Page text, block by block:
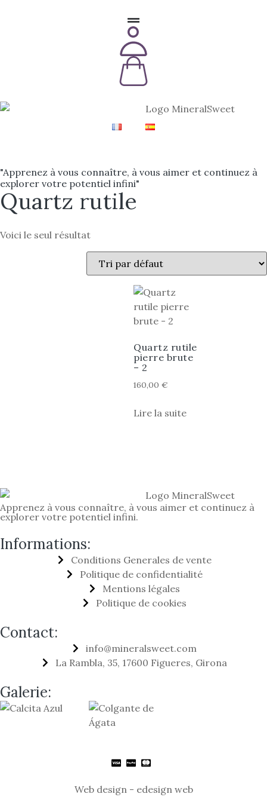
"Apprenez à vous connaître, à vous aimer et continuez à
explorer votre potentiel infini"
Quartz rutile
Voici le seul résultat
Quartz rutile
pierre brute
– 2
160,00 €
Lire la suite
Apprenez à vous connaître, à vous aimer et continuez à
explorer votre potentiel infini.
Informations:
Conditions Generales de vente
Politique de confidentialité
Mentions légales
Politique de cookies
Contact:
info@mineralsweet.com
La Rambla, 35, 17600 Figueres, Girona
Galerie:
Web design - edesign web